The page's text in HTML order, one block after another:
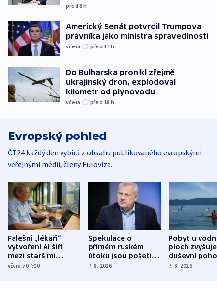
před 8h
Americký Senát potvrdil Trumpova
právníka jako ministra spravedlnosti
včera před 17 h
Do Bulharska pronikl zřejmě
ukrajinský dron, explodoval
kilometr od plynovodu
včera před 18 h
Evropský pohled
ČT24 každý den vybírá z obsahu publikovaného evropskými
veřejnými médii, členy Eurovize.
Falešní „lékaři“
vytvoření AI šíří
mezi staršími
Poláky nebezpečné
včera v 07:00
Spekulace o
přímém ruském
útoku jsou pošetilé,
míní estonský
7. 8. 2026
Pobyt u
ploch zvyšuje
duševní
ukázala
7. 8. 2026